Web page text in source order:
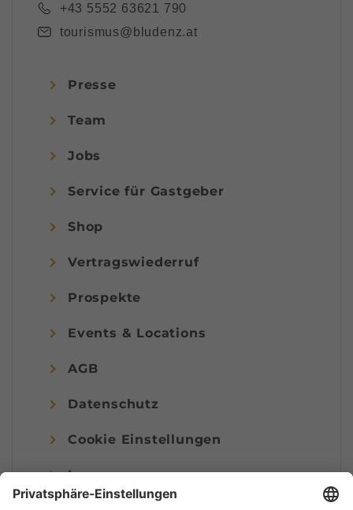
+43 5552 63621 790
tourismus@bludenz.at
Presse
Team
Jobs
Service für Gastgeber
Shop
Vertragswiederruf
Prospekte
Events & Locations
AGB
Datenschutz
Cookie Einstellungen
Impressum